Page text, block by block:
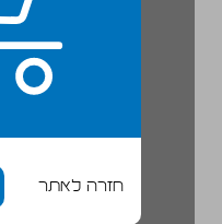
חזרה לאתר